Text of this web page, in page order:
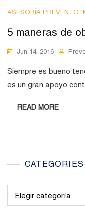
ASESORÍA PREVENTO
5 maneras de
Jun 14, 2016
Siempre es bueno
es un gran apoyo
READ MORE
CATEGORIES